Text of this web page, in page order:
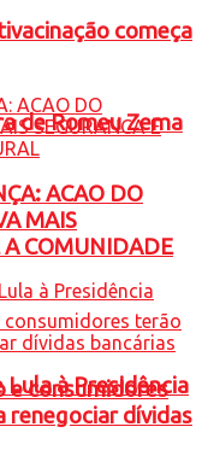
de Romeu Zema
à Presidência
começa
ACAO DO
MAIS
A COMUNIDADE
e consumidores
renegociar dívidas